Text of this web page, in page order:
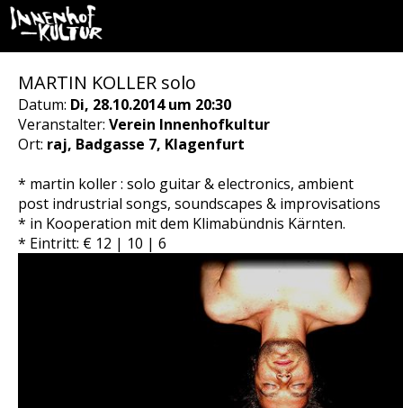
MARTIN KOLLER solo
Datum: Di, 28.10.2014 um 20:30
Veranstalter: Verein Innenhofkultur
Ort: raj, Badgasse 7, Klagenfurt
* martin koller : solo guitar & electronics, ambient
post indrustrial songs, soundscapes & improvisations
* in Kooperation mit dem Klimabündnis Kärnten.
* Eintritt: € 12 | 10 | 6